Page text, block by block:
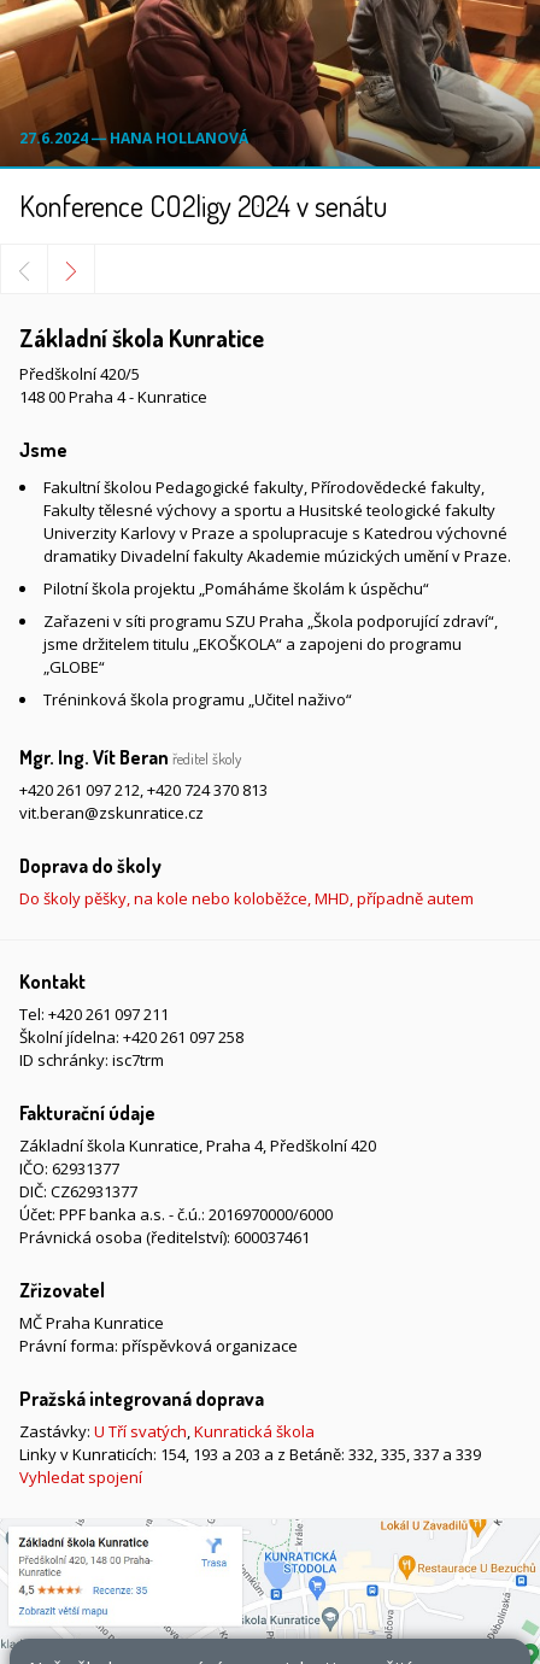
27.6.2024 ― HANA HOLLANOVÁ
Konference CO2ligy 2024 v senátu
Základní škola Kunratice
Předškolní 420/5
148 00 Praha 4 - Kunratice
Jsme
Fakultní školou Pedagogické fakulty, Přírodovědecké fakulty,
Fakulty tělesné výchovy a sportu a Husitské teologické fakulty
Univerzity Karlovy v Praze a spolupracuje s Katedrou výchovné
dramatiky Divadelní fakulty Akademie múzických umění v Praze.
Pilotní škola projektu „Pomáháme školám k úspěchu“
Zařazeni v síti programu SZU Praha „Škola podporující zdraví“,
jsme držitelem titulu „EKOŠKOLA“ a zapojeni do programu
„GLOBE“
Tréninková škola programu „Učitel naživo“
Mgr. Ing. Vít Beran ředitel školy
+420 261 097 212,+420 724 370 813
vit.beran@zskunratice.cz
Doprava do školy
Do školy pěšky, na kole nebo koloběžce, MHD, případně autem
Kontakt
Tel: +420 261 097 211
Školní jídelna: +420 261 097 258
ID schránky: isc7trm
Fakturační údaje
Základní škola Kunratice, Praha 4, Předškolní 420
IČO: 62931377
DIČ: CZ62931377
Účet: PPF banka a.s. - č.ú.: 2016970000/6000
Právnická osoba (ředitelství): 600037461
Zřizovatel
MČ Praha Kunratice
Právní forma: příspěvková organizace
Pražská integrovaná doprava
Zastávky: U Tří svatých,Kunratická škola
Linky v Kunraticích: 154, 193 a 203 a z Betáně: 332, 335, 337 a 339
Vyhledat spojení